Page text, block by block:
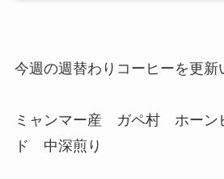
今週の週替わりコーヒーを更新
ミャンマー産 ガペ村 ホーン
ド 中深煎り